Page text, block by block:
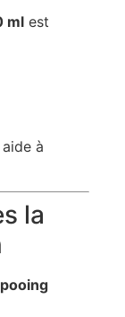
ml est
à
la